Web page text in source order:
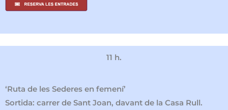
11 h.
‘Ruta de les Sederes en femení’
Sortida: carrer de Sant Joan, davant de la Casa Rull.